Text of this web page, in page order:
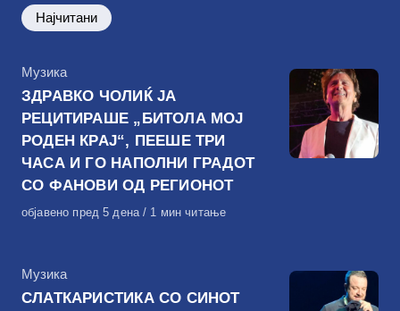
Најчитани
КАтегорија
Музика
ЗДРАВКО ЧОЛИЌ ЈА
РЕЦИТИРАШЕ „БИТОЛА МОЈ
РОДЕН КРАЈ“, ПЕЕШЕ ТРИ
ЧАСА И ГО НАПОЛНИ ГРАДОТ
СО ФАНОВИ ОД РЕГИОНОТ
Објавено
објавено пред 5 дена 1 мин читање
КАтегорија
Музика
СЛАТКАРИСТИКА СО СИНОТ